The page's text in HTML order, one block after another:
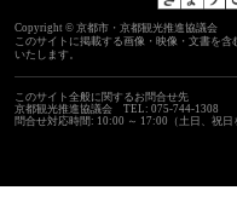
Copyright © 京都市・京都観光推進協議会
このサイトに掲載する画像・映像・文書を
いたします。
このサイト全般に関するお問合せ先
京都観光推進協議会
TEL: 075-744-1308
問合せ対応時間: 10:00 ～ 17:00（土日、祝日